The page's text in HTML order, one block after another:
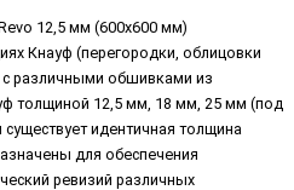
12,5 мм (600х600 мм)
Кнауф (перегородки, облицовки
различными обшивками из
толщиной 12,5 мм, 18 мм, 25 мм (под
идентичная толщина
для обеспечения
ревизий различных